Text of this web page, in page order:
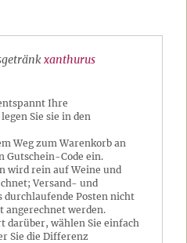
xanthurus
Ihre
Sie sie in den
Weg zum Warenkorb an
Gutschein-Code ein.
wird rein auf Weine und
Versand- und
durchlaufende Posten nicht
angerechnet werden.
darüber, wählen Sie einfach
Sie die Differenz